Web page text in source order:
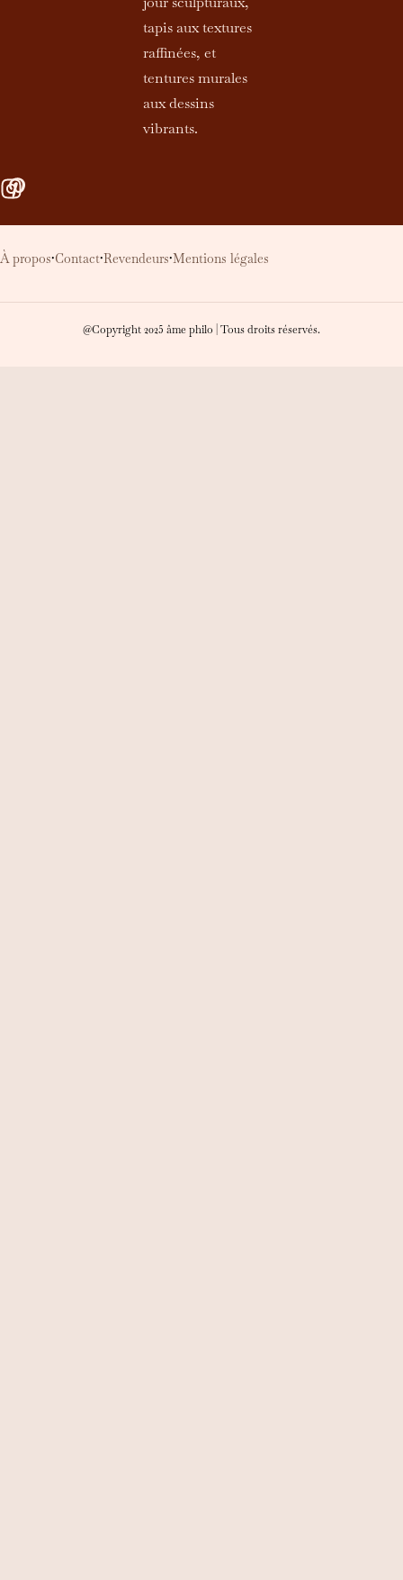
tapis aux textures
raffinées, et
tentures murales
aux dessins
vibrants.
À propos•Contact•Revendeurs•Mentions légales
@Copyright 2025 âme philo | Tous droits réservés.